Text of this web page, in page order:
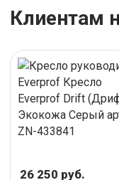
Клиентам
26 250 руб.